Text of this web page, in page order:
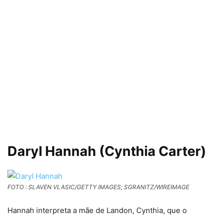
Daryl Hannah (Cynthia Carter)
FOTO : SLAVEN VLASIC/GETTY IMAGES; SGRANITZ/WIREIMAGE
Hannah interpreta a mãe de Landon, Cynthia, que o